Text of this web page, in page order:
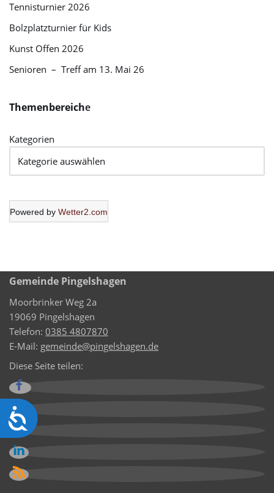
Barrierefreiheit
Tennisturnier 2026
Bolzplatzturnier für Kids
Kunst Offen 2026
Senioren – Treff am 13. Mai 26
Themenbereiche
Kategorien
Powered by Wetter2.com
Gemeinde Pingelshagen
Moorbrinker Weg 2a
19069 Pingelshagen
Telefon: 0385 4807870
E-Mail: gemeinde@pingelshagen.de
Diese Seite teilen: